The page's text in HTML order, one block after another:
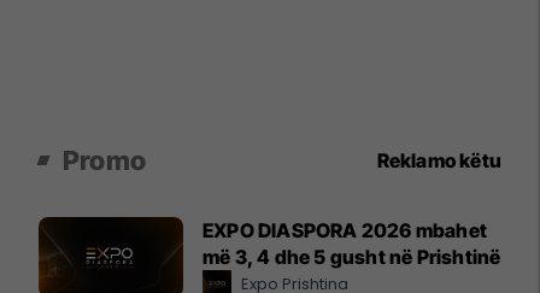
Promo Reklamo këtu
EXPO DIASPORA 2026 mbahet
më 3, 4 dhe 5 gusht në Prishtinë
Expo Prishtina